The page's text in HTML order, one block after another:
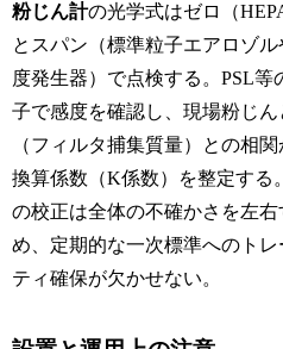
粉じん計の光学式はゼロ（
とスパン（標準粒子エアロゾル
度発生器）で点検する。PSL等
子で感度を確認し、現場粉じ
（フィルタ捕集質量）との相
換算係数（K係数）を整定する
の校正は全体の不確かさを左右
め、定期的な一次標準へのトレ
ティ確保が欠かせない。